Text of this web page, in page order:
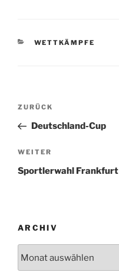
KATEGORIEN
WETTKÄMPFE
Beitragsnavigation
Vorheriger
Beitrag
ZURÜCK
Deutschland-Cup
Nächster
Beitrag
WEITER
Sportlerwahl Frankfurt
ARCHIV